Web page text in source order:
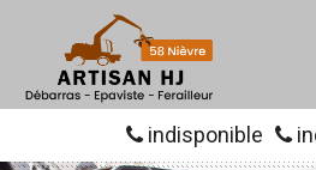
indisponible